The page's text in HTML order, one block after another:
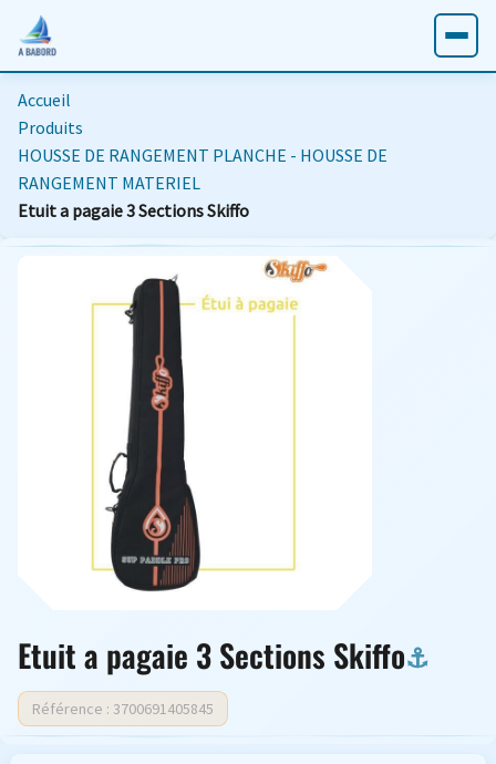
Accueil
Produits
HOUSSE DE RANGEMENT PLANCHE - HOUSSE DE
RANGEMENT MATERIEL
Etuit a pagaie 3 Sections Skiffo
Etuit a pagaie 3 Sections Skiffo
Référence : 3700691405845